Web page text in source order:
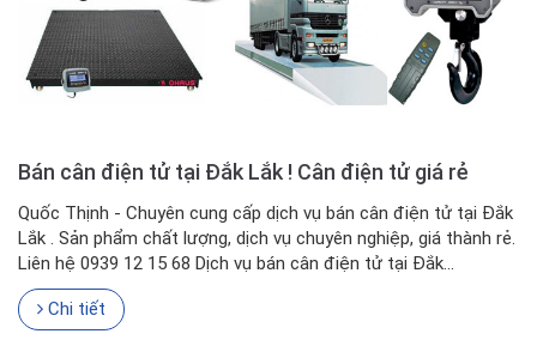
Bán cân điện tử tại Đắk Lắk ! Cân điện tử giá rẻ
Quốc Thịnh - Chuyên cung cấp dịch vụ bán cân điện tử tại Đắk
Lắk . Sản phẩm chất lượng, dịch vụ chuyên nghiệp, giá thành rẻ.
Liên hệ 0939 12 15 68 Dịch vụ bán cân điện tử tại Đắk...
Chi tiết